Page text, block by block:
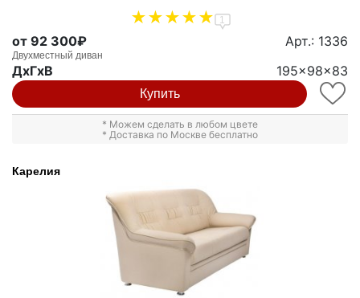
1
от 92 300₽ Арт.: 1336
Двухместный диван
ДxГxВ 195x98x83
Купить
* Можем сделать в любом цвете
* Доставка по Москве бесплатно
Карелия